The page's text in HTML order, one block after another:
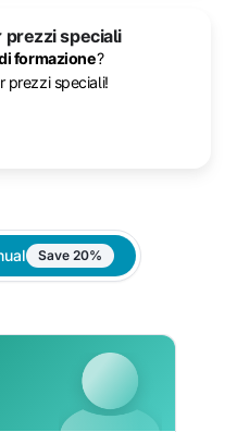
speciali
formazione?
prezzi speciali!